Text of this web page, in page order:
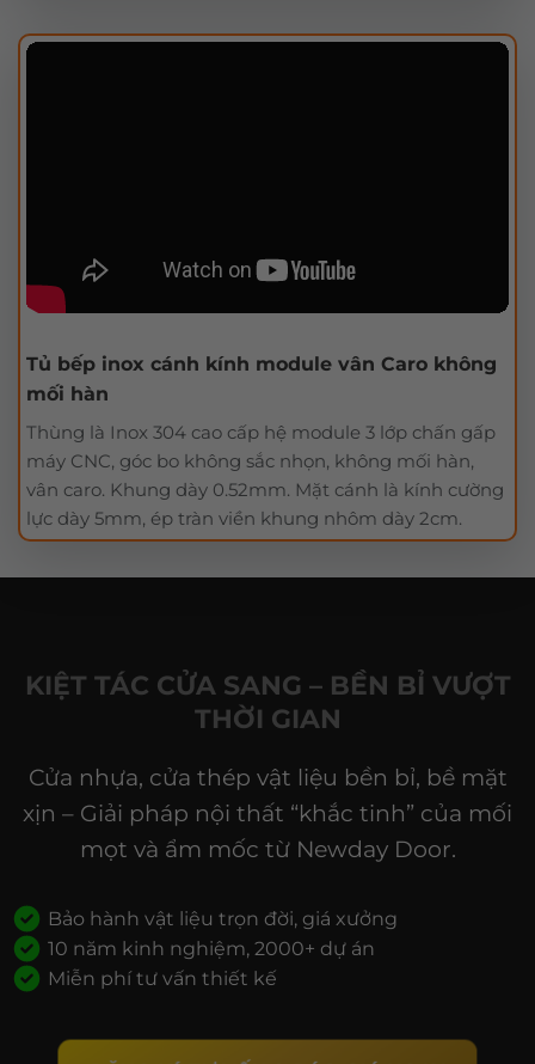
Tủ bếp inox cánh kính module vân Caro không
mối hàn
Thùng là Inox 304 cao cấp hệ module 3 lớp chấn gấp
máy CNC, góc bo không sắc nhọn, không mối hàn,
vân caro. Khung dày 0.52mm. Mặt cánh là kính cường
lực dày 5mm, ép tràn viền khung nhôm dày 2cm.
KIỆT TÁC CỬA SANG – BỀN BỈ VƯỢT
THỜI GIAN
Cửa nhựa, cửa thép vật liệu bền bỉ, bề mặt
xịn – Giải pháp nội thất “khắc tinh” của mối
mọt và ẩm mốc từ Newday Door.
Bảo hành vật liệu trọn đời, giá xưởng
10 năm kinh nghiệm, 2000+ dự án
Miễn phí tư vấn thiết kế